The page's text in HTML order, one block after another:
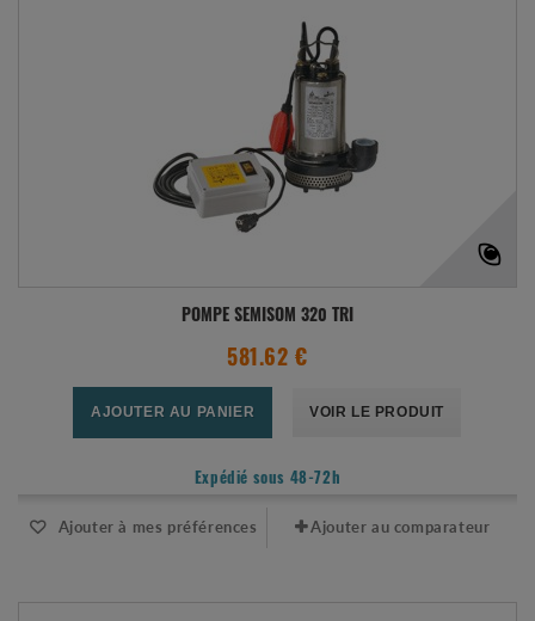
POMPE SEMISOM 320 TRI
581.62 €
AJOUTER AU PANIER VOIR LE PRODUIT
Expédié sous 48-72h
Ajouter à mes préférences Ajouter au comparateur